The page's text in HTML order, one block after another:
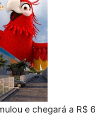
e chegará a R$ 6